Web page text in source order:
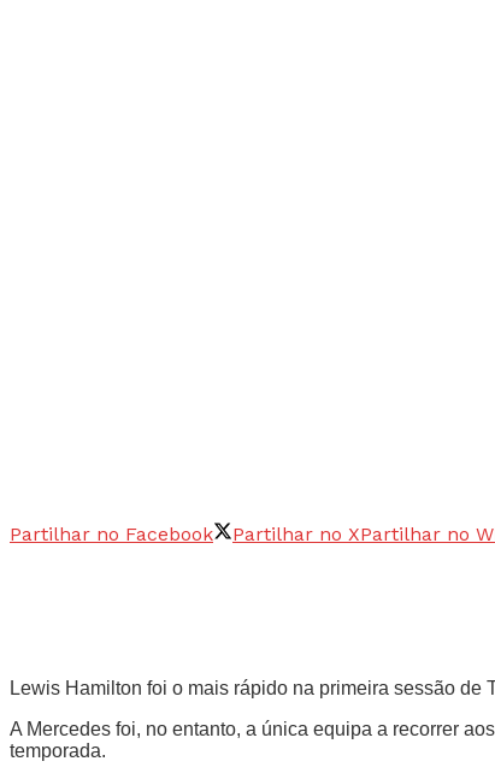
Partilhar no Facebook Partilhar no XPartilhar no
Lewis Hamilton foi o mais rápido na primeira sessão
A Mercedes foi, no entanto, a única equipa a recorrer
temporada.